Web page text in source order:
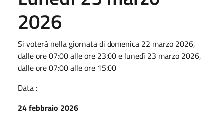
2026
Si voterà nella giornata di domenica 22 marzo 2026,
dalle ore 07:00 alle ore 23:00 e lunedì 23 marzo 2026,
dalle ore 07:00 alle ore 15:00
Data :
24 febbraio 2026